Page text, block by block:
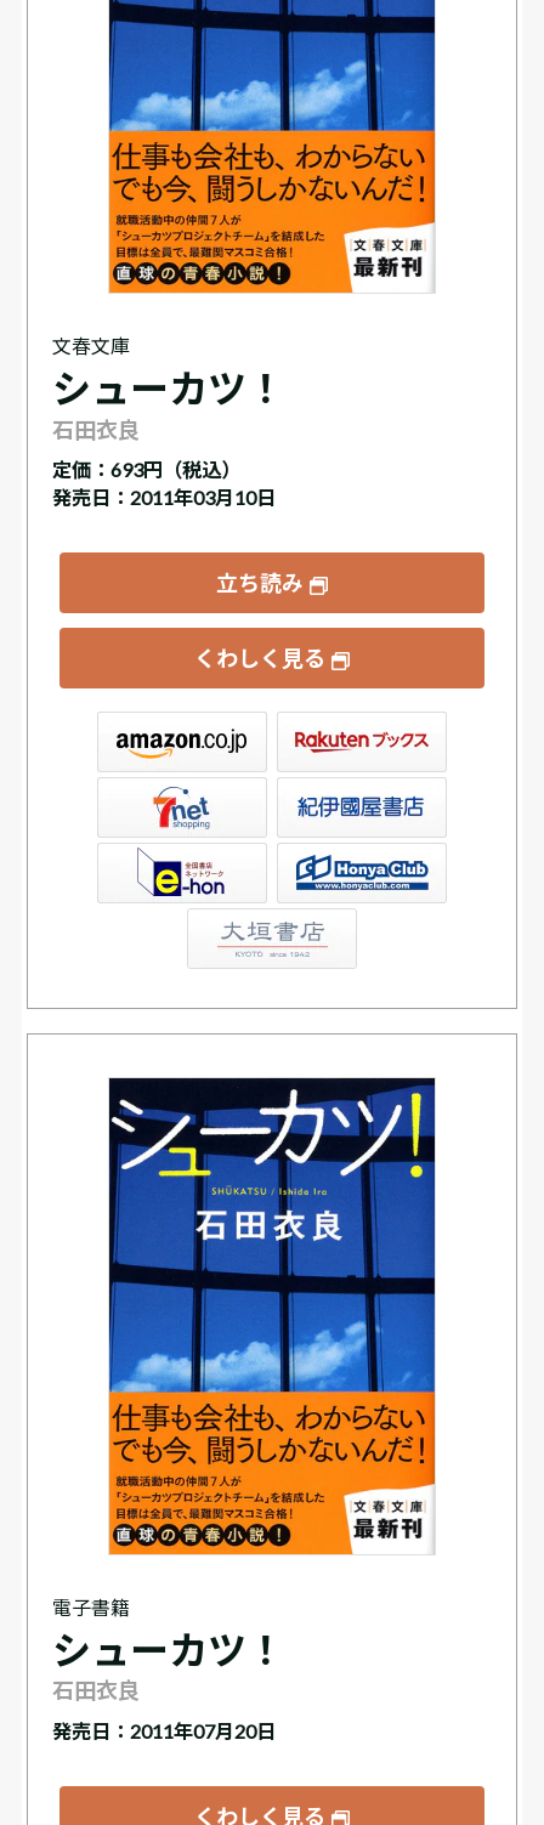
文春文庫
シューカツ！
石田衣良
定価： 693円（税込）
発売日：2011年03月10日
立ち読み
くわしく見る
書店ウェブストア
電子書籍
シューカツ！
石田衣良
発売日：2011年07月20日
くわしく見る